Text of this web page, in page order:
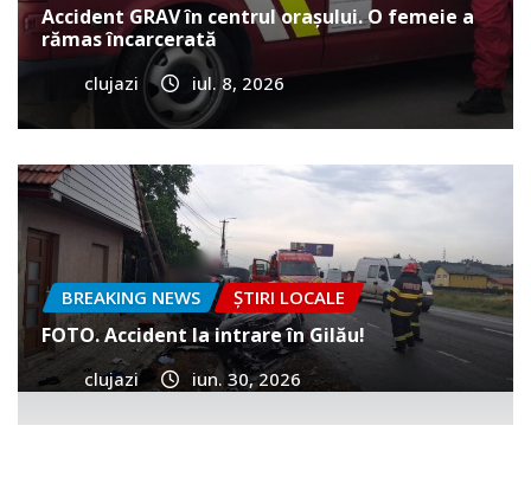
Accident GRAV în centrul orașului. O femeie a
rămas încarcerată
clujazi iul. 8, 2026
BREAKING NEWS ȘTIRI LOCALE
FOTO. Accident la intrare în Gilău!
clujazi iun. 30, 2026